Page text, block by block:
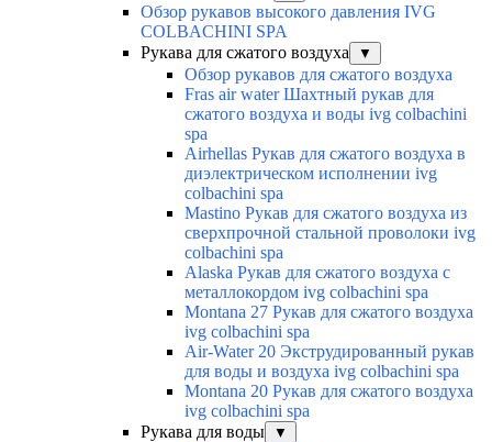
Обзор рукавов высокого давления IVG
COLBACHINI SPA
Рукава для сжатого воздуха
▼
Обзор рукавов для сжатого воздуха
Fras air water Шахтный рукав для
сжатого воздуха и воды ivg colbachini
spa
Airhellas Рукав для сжатого воздуха в
диэлектрическом исполнении ivg
colbachini spa
Mastino Рукав для сжатого воздуха из
сверхпрочной стальной проволоки ivg
colbachini spa
Alaska Рукав для сжатого воздуха с
металлокордом ivg colbachini spa
Montana 27 Рукав для сжатого воздуха
ivg colbachini spa
Air-Water 20 Экструдированный рукав
для воды и воздуха ivg colbachini spa
Montana 20 Рукав для сжатого воздуха
ivg colbachini spa
Рукава для воды
▼